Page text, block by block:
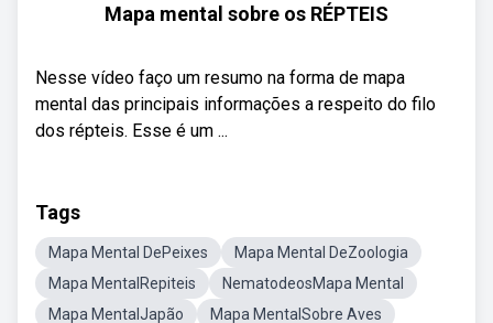
Mapa mental sobre os RÉPTEIS
Nesse vídeo faço um resumo na forma de mapa
mental das principais informações a respeito do filo
dos répteis. Esse é um ...
Tags
Mapa Mental DePeixes
Mapa Mental DeZoologia
Mapa MentalRepiteis
NematodeosMapa Mental
Mapa MentalJapão
Mapa MentalSobre Aves